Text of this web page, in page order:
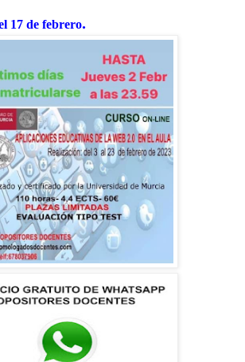
17 de febrero.